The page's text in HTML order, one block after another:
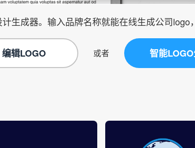
生成器。输入品牌名称就能在线生成公司
编辑LOGO 或者 智能